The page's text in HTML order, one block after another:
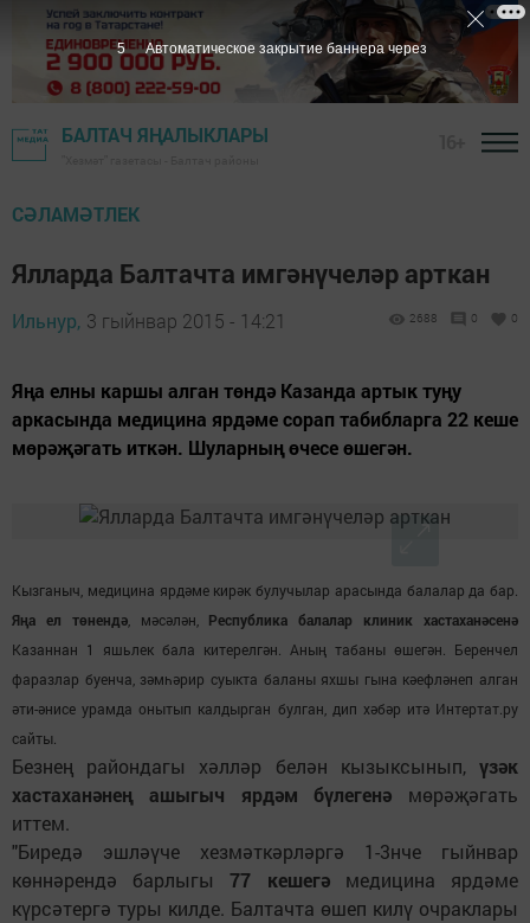
БАЛТАЧ ЯҢАЛЫКЛАРЫ
СӘЛАМӘТЛЕК
Ялларда Балтачта имгәнүчеләр арткан
Ильнур, 3 гыйнвар 2015 - 14:21 2688 0 0
Яңа елны каршы алган төндә Казанда артык туңу
аркасында медицина ярдәме сорап табибларга 22 кеше
мөрәҗәгать иткән. Шуларның өчесе өшегән.
Кызганыч, медицина ярдәме кирәк булучылар арасында балалар да бар.
Яңа ел төнендә, мәсәлән, Республика балалар клиник хастаханәсенә
Казаннан 1 яшьлек бала китерелгән. Аның табаны өшегән. Беренчел
фаразлар буенча, зәмһәрир суыкта баланы яхшы гына кәефләнеп алган
әти-әнисе урамда онытып калдырган булган, дип хәбәр итә Интертат.ру
сайты.
Безнең райондагы хәлләр белән кызыксынып, үзәк
хастаханәнең ашыгыч ярдәм бүлегенә мөрәҗәгать
иттем.
"Биредә эшләүче хезмәткәрләргә 1-3нче гыйнвар
көннәрендә барлыгы77 кешегәмедицина ярдәме
күрсәтергә туры килде. Балтачта өшеп килү очраклары
5 Автоматическое закрытие баннера через